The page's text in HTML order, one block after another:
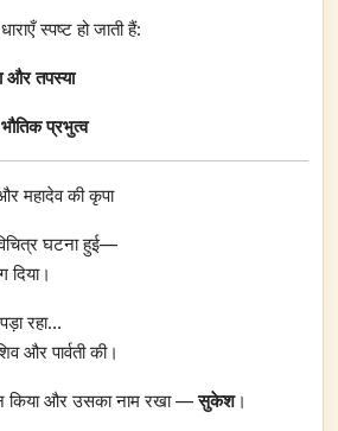
स्पष्ट हो जाती हैं:
और तपस्या
प्रभुत्व
महादेव की कृपा
घटना हुई—
दिया।
रहा…
और पार्वती की।
किया और उसका नाम रखा —सुकेश।